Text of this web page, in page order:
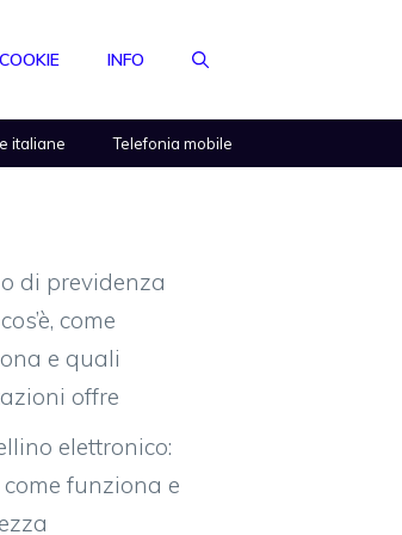
INFO
italiane Telefonia mobile
di previdenza
come
e quali
offre
elettronico:
come funziona e